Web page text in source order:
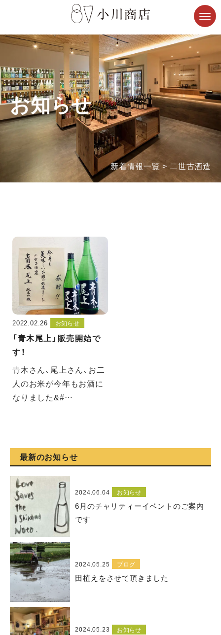
お知らせ
新着情報一覧> 二世古酒造
2022.02.26 お知らせ
「青木尾上」販売開始で
す！
青木さん、尾上さん、お二
人のお米が今年もお酒に
なりました&#…
最新のお知らせ
2024.06.04 お知らせ
6月のチャリティーイベントのご案内
です
2024.05.25 ブログ
田植えをさせて頂きました
2024.05.23 お知らせ